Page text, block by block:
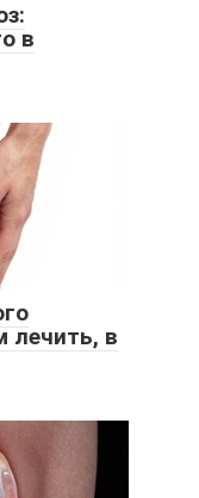
в
лечить, в